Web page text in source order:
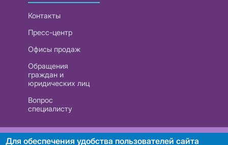
Контакты
Пресс-центр
Офисы продаж
Обращения
граждан и
юридических лиц
Вопрос
специалисту
РУП «Белтелеком». УНП 101007741
Для обеспечения удобства пользователей сайта